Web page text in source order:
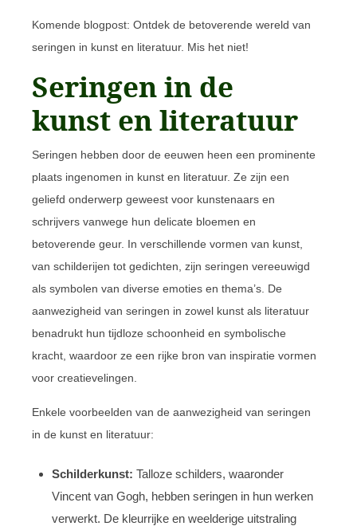
Komende blogpost: Ontdek de betoverende wereld van
seringen in kunst en literatuur. Mis het niet!
Seringen in de
kunst en literatuur
Seringen hebben door de eeuwen heen een prominente
plaats ingenomen in kunst en literatuur. Ze zijn een
geliefd onderwerp geweest voor kunstenaars en
schrijvers vanwege hun delicate bloemen en
betoverende geur. In verschillende vormen van kunst,
van schilderijen tot gedichten, zijn seringen vereeuwigd
als symbolen van diverse emoties en thema’s. De
aanwezigheid van seringen in zowel kunst als literatuur
benadrukt hun tijdloze schoonheid en symbolische
kracht, waardoor ze een rijke bron van inspiratie vormen
voor creatievelingen.
Enkele voorbeelden van de aanwezigheid van seringen
in de kunst en literatuur:
Schilderkunst: Talloze schilders, waaronder
Vincent van Gogh, hebben seringen in hun werken
verwerkt. De kleurrijke en weelderige uitstraling